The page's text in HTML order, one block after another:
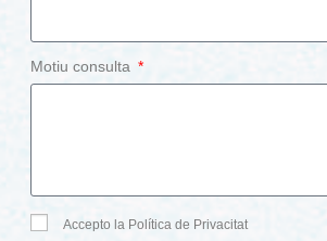
Motiu consulta
Accepto la Política de Privacitat